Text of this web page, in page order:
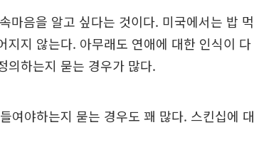
마음을 알고 싶다는 것이다. 미국에서는 밥 먹
지 않는다. 아무래도 연애에 대한 인식이 다
의하는지 묻는 경우가 많다.
여야하는지 묻는 경우도 꽤 많다. 스킨십에 대